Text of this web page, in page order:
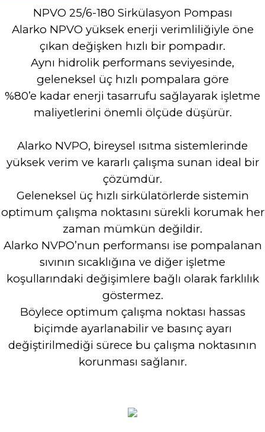
NPVO 25/6-180 Sirkülasyon Pompası
Alarko NPVO yüksek enerji verimliliğiyle öne
çıkan değişken hızlı bir pompadır.
Aynı hidrolik performans seviyesinde,
geleneksel üç hızlı pompalara göre
%80’e kadar enerji tasarrufu sağlayarak işletme
maliyetlerini önemli ölçüde düşürür.
Alarko NVPO, bireysel ısıtma sistemlerinde
yüksek verim ve kararlı çalışma sunan ideal bir
çözümdür.
Geleneksel üç hızlı sirkülatörlerde sistemin
optimum çalışma noktasını sürekli korumak her
zaman mümkün değildir.
Alarko NVPO’nun performansı ise pompalanan
sıvının sıcaklığına ve diğer işletme
koşullarındaki değişimlere bağlı olarak farklılık
göstermez.
Böylece optimum çalışma noktası hassas
biçimde ayarlanabilir ve basınç ayarı
değiştirilmediği sürece bu çalışma noktasının
korunması sağlanır.